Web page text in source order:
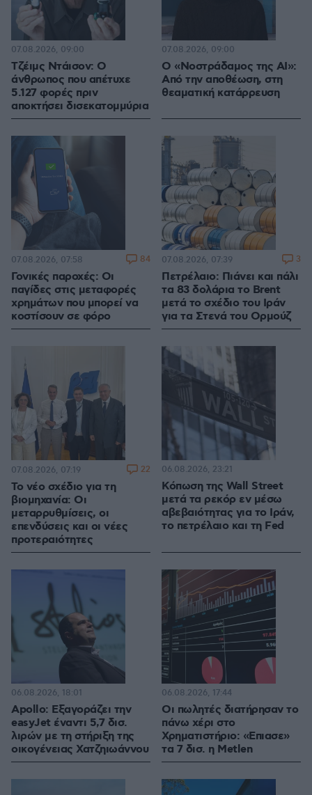
Τζέιμς Ντάισον: Ο
άνθρωπος που απέτυχε
5.127 φορές πριν
αποκτήσει δισεκατομμύρια
07.08.2026, 09:00
Ο «Νοστράδαμος της AI»:
Από την αποθέωση, στη
θεαματική κατάρρευση
07.08.2026, 09:00
Γονικές παροχές: Οι
παγίδες στις μεταφορές
χρημάτων που μπορεί να
κοστίσουν σε φόρο
07.08.2026, 07:58 84
Πετρέλαιο: Πιάνει και πάλι
τα 83 δολάρια το Brent
μετά το σχέδιο του Ιράν
για τα Στενά του Ορμούζ
07.08.2026, 07:39 3
Το νέο σχέδιο για τη
βιομηχανία: Οι
μεταρρυθμίσεις, οι
επενδύσεις και οι νέες
προτεραιότητες
07.08.2026, 07:19 22
Κόπωση της Wall Street
μετά τα ρεκόρ εν μέσω
αβεβαιότητας για το Ιράν,
το πετρέλαιο και τη Fed
06.08.2026, 23:21
Apollo: Εξαγοράζει την
easyJet έναντι 5,7 δισ.
λιρών με τη στήριξη της
οικογένειας Χατζηιωάννου
06.08.2026, 18:01
Οι πωλητές διατήρησαν το
πάνω χέρι στο
Χρηματιστήριο: «Επιασε»
τα 7 δισ. η Metlen
06.08.2026, 17:44